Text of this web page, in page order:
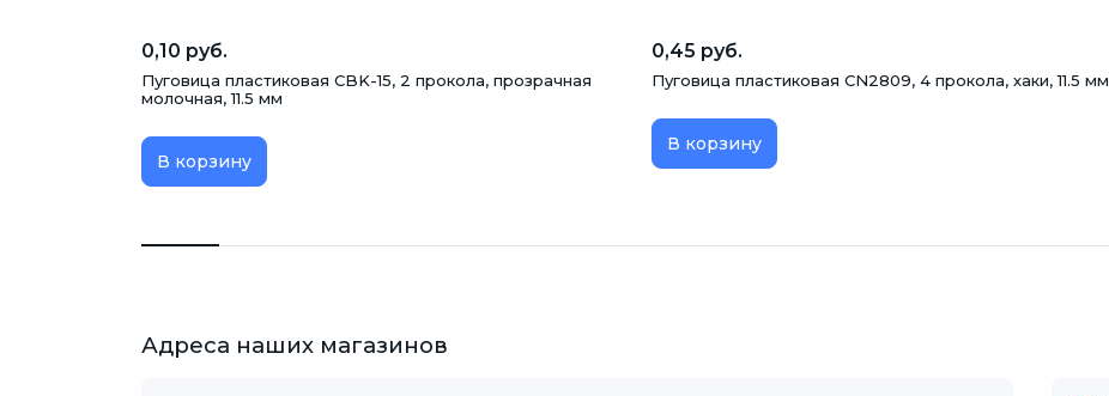
0,10 руб.
Пуговица пластиковая CBK-15, 2 прокола, прозрачная
молочная, 11.5 мм
В корзину
0,45 руб.
Пуговица пластиковая CN2809, 4 прокола, хаки, 11.5 мм
В корзину
Адреса наших магазинов